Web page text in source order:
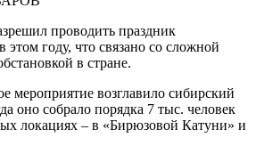
проводить праздник
этом году, что связано со сложной
в стране.
мероприятие возглавило сибирский
оно собрало порядка 7 тыс. человек
локациях – в «Бирюзовой Катуни» и